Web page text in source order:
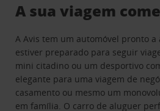
A sua viagem
A Avis tem um automóvel pronto
estiver preparado para seguir
mini citadino ou um desportivo
elegante para uma viagem de
casamento ou mesmo um
em família. O carro de aluguer